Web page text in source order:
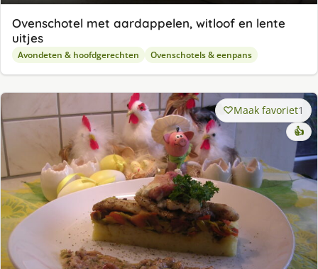
Ovenschotel met aardappelen, witloof en lente
uitjes
Avondeten & hoofdgerechten Ovenschotels & eenpans
Maak favoriet1
👍